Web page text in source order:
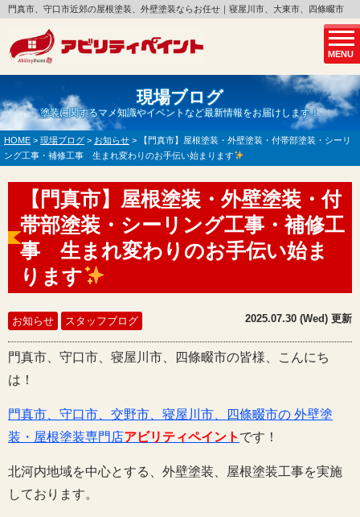
MENU
門真市、守口市近郊の屋根塗装、外壁塗装ならお任せ｜寝屋川市、大東市、四條畷市
現場ブログ
塗装に関するマメ知識やイベントなど最新情報をお届けします！
HOME > 現場ブログ > お知らせ >
【門真市】屋根塗装・外壁塗装・付帯部塗装・シーリ
ング工事・補修工事 生まれ変わりのお手伝い始まります
【門真市】屋根塗装・外壁塗装・付
帯部塗装・シーリング工事・補修工
事 生まれ変わりのお手伝い始ま
ります
お知らせ スタッフブログ 2025.07.30 (Wed) 更新
門真市、守口市、寝屋川市、四條畷市の皆様、こんにち
は！
門真市、守口市、交野市、寝屋川市、四條畷市の 外壁塗
装・屋根塗装専門店アビリティペイント です！
北河内地域を中心とする、外壁塗装、屋根塗装工事を実施
しております。